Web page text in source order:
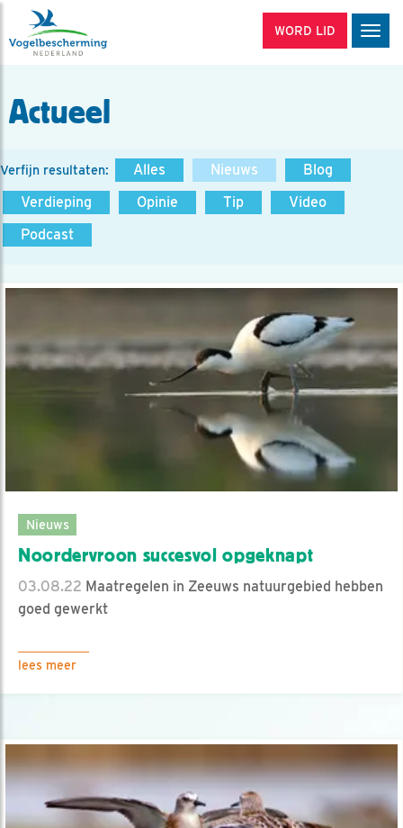
WORD LID
Actueel
Verfijn resultaten: Alles Nieuws
Blog
Verdieping
Opinie Tip
Video
Podcast
Nieuws
Noordervroon succesvol opgeknapt
03.08.22 Maatregelen in Zeeuws natuurgebied hebben
goed gewerkt
lees meer